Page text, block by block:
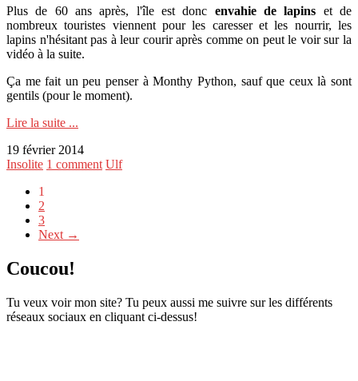
Plus de 60 ans après, l'île est donc envahie de lapins et de
nombreux touristes viennent pour les caresser et les nourrir, les
lapins n'hésitant pas à leur courir après comme on peut le voir sur la
vidéo à la suite.
Ça me fait un peu penser à Monthy Python, sauf que ceux là sont
gentils (pour le moment).
Lire la suite ...
19 février 2014
Insolite 1 comment Ulf
1
2
3
Next →
Coucou!
Tu veux voir mon site? Tu peux aussi me suivre sur les différents
réseaux sociaux en cliquant ci-dessus!